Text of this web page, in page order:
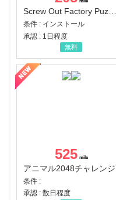
Screw Out Factory Puzzle 3D（経験値バーのマイルストーンを5にする（ユーザーレベル5に到達する））（Android）
条件 : インストール
承認 : 1日程度
無料
525
アニマル2048チャレンジ
条件 :
承認 : 数日程度